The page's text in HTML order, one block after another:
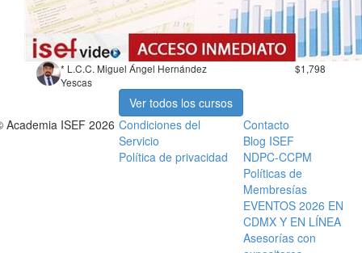
* L.C.C. Miguel Ángel Hernández
Yescas
$1,798
Ver todos los cursos
Academia ISEF 2026 Condiciones del
Servicio
Política de privacidad
Contacto
Blog ISEF
NDPC-CCPM
Políticas de
Membresías
EVENTOS 2026 EN
CDMX Y EN LÍNEA
Asesorías con